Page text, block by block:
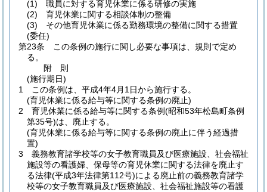
(1)
職員に対する育児休業に係る研修の実施
(2)
育児休業に関する相談体制の整備
(3)
その他育児休業に係る勤務環境の整備に関する措置
(委任)
第23条
この条例の施行に関し必要な事項は、規則で定め
る。
附 則
(施行期日)
1
この条例は、平成4年4月1日から施行する。
(育児休業に係る給与等に関する条例の廃止)
2
育児休業に係る給与等に関する条例(昭和53年松島町条例
第35号)は、廃止する。
(育児休業に係る給与等に関する条例の廃止に伴う経過措
置)
3
義務教育諸学校等の女子教育職員及び医療施設、社会福祉
施設等の看護婦、保母等の育児休業に関する法律を廃止す
る法律(平成3年法律第112号)による廃止前の義務教育諸学
校等の女子教育職員及び医療施設、社会福祉施設等の看護